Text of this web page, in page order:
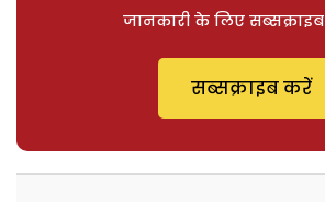
जानकारी के लिए
सब्सक्राइब करें